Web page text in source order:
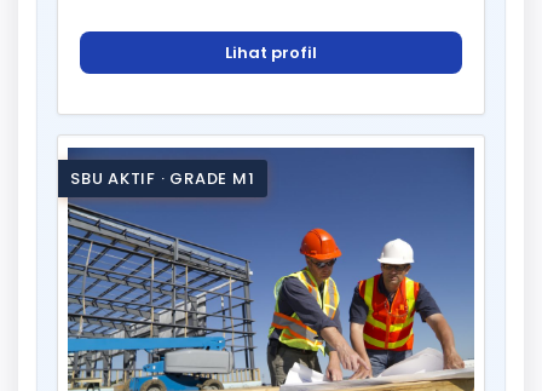
Lihat profil
SBU AKTIF · GRADE M1